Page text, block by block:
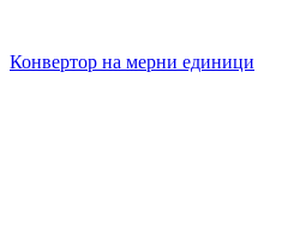
Конвертор на мерни единици